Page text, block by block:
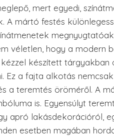
mert egyedi,
A mártó festés
véletlen, hogy a modern
készített tárgyakban
Ez a fajta alkotás
a teremtés öröméről. A
is. Egyensúlyt
apró lakásdekorációról,
esetben magában